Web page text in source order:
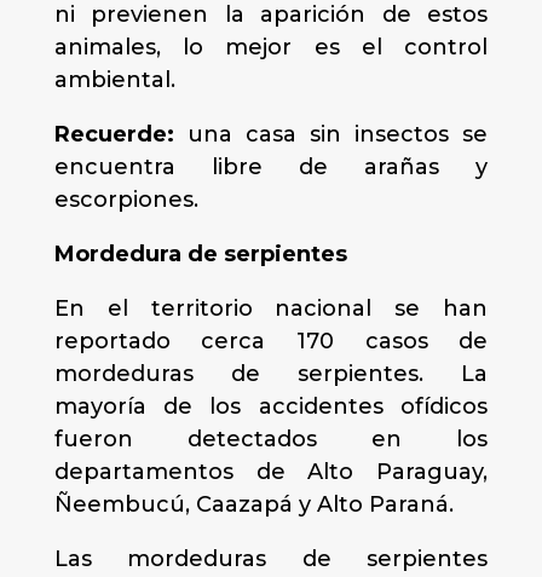
ni previenen la aparición de estos
animales, lo mejor es el control
ambiental.
Recuerde: una casa sin insectos se
encuentra libre de arañas y
escorpiones.
Mordedura de serpientes
En el territorio nacional se han
reportado cerca 170 casos de
mordeduras de serpientes. La
mayoría de los accidentes ofídicos
fueron detectados en los
departamentos de Alto Paraguay,
Ñeembucú, Caazapá y Alto Paraná.
Las mordeduras de serpientes